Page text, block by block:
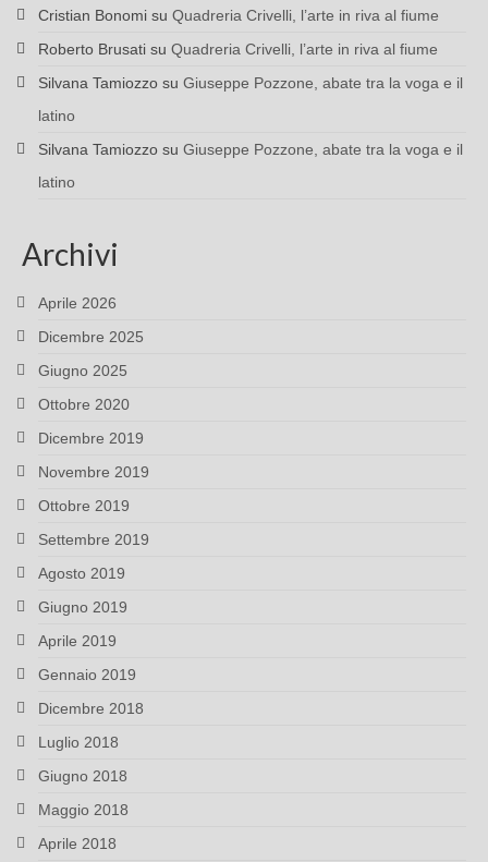
Cristian Bonomi su Quadreria Crivelli, l’arte in riva al fiume
Roberto Brusati su Quadreria Crivelli, l’arte in riva al fiume
Silvana Tamiozzo su Giuseppe Pozzone, abate tra la voga e il
latino
Silvana Tamiozzo su Giuseppe Pozzone, abate tra la voga e il
latino
Archivi
Aprile 2026
Dicembre 2025
Giugno 2025
Ottobre 2020
Dicembre 2019
Novembre 2019
Ottobre 2019
Settembre 2019
Agosto 2019
Giugno 2019
Aprile 2019
Gennaio 2019
Dicembre 2018
Luglio 2018
Giugno 2018
Maggio 2018
Aprile 2018